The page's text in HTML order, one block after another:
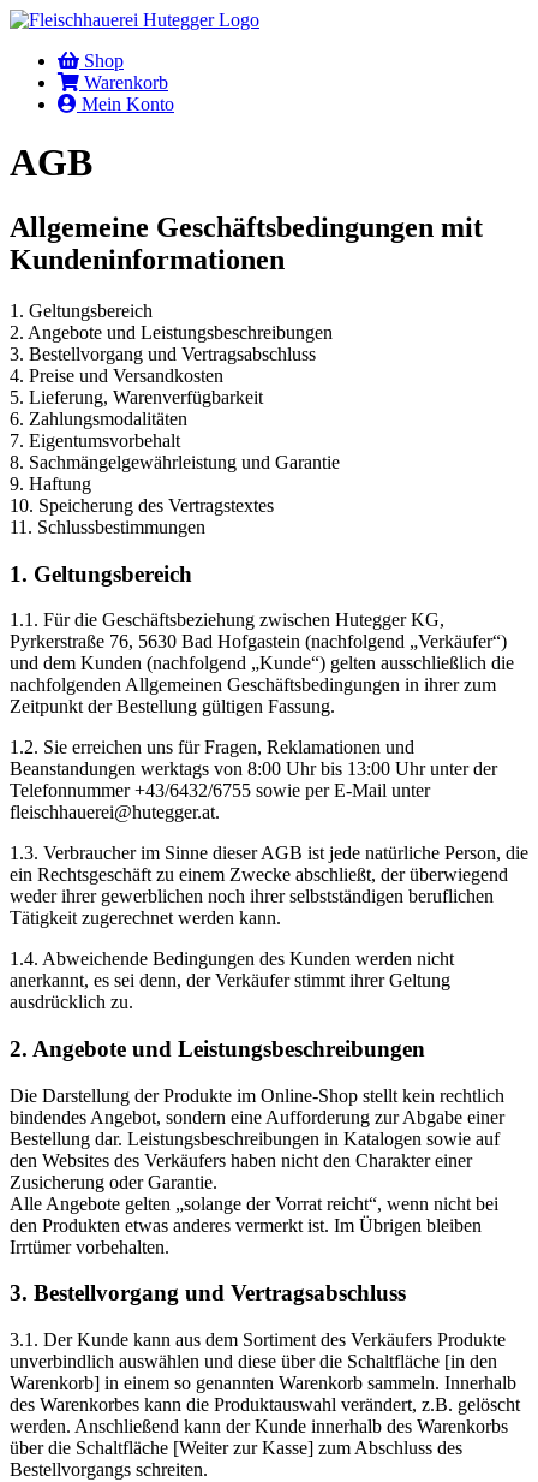
Shop
Warenkorb
Mein Konto
AGB
Allgemeine Geschäftsbedingungen mit
Kundeninformationen
1. Geltungsbereich
2. Angebote und Leistungsbeschreibungen
3. Bestellvorgang und Vertragsabschluss
4. Preise und Versandkosten
5. Lieferung, Warenverfügbarkeit
6. Zahlungsmodalitäten
7. Eigentumsvorbehalt
8. Sachmängelgewährleistung und Garantie
9. Haftung
10. Speicherung des Vertragstextes
11. Schlussbestimmungen
1. Geltungsbereich
1.1. Für die Geschäftsbeziehung zwischen Hutegger KG,
Pyrkerstraße 76, 5630 Bad Hofgastein (nachfolgend „Verkäufer“)
und dem Kunden (nachfolgend „Kunde“) gelten ausschließlich die
nachfolgenden Allgemeinen Geschäftsbedingungen in ihrer zum
Zeitpunkt der Bestellung gültigen Fassung.
1.2. Sie erreichen uns für Fragen, Reklamationen und
Beanstandungen werktags von 8:00 Uhr bis 13:00 Uhr unter der
Telefonnummer +43/6432/6755 sowie per E-Mail unter
fleischhauerei@hutegger.at.
1.3. Verbraucher im Sinne dieser AGB ist jede natürliche Person, die
ein Rechtsgeschäft zu einem Zwecke abschließt, der überwiegend
weder ihrer gewerblichen noch ihrer selbstständigen beruflichen
Tätigkeit zugerechnet werden kann.
1.4. Abweichende Bedingungen des Kunden werden nicht
anerkannt, es sei denn, der Verkäufer stimmt ihrer Geltung
ausdrücklich zu.
2. Angebote und Leistungsbeschreibungen
Die Darstellung der Produkte im Online-Shop stellt kein rechtlich
bindendes Angebot, sondern eine Aufforderung zur Abgabe einer
Bestellung dar. Leistungsbeschreibungen in Katalogen sowie auf
den Websites des Verkäufers haben nicht den Charakter einer
Zusicherung oder Garantie.
Alle Angebote gelten „solange der Vorrat reicht“, wenn nicht bei
den Produkten etwas anderes vermerkt ist. Im Übrigen bleiben
Irrtümer vorbehalten.
3. Bestellvorgang und Vertragsabschluss
3.1. Der Kunde kann aus dem Sortiment des Verkäufers Produkte
unverbindlich auswählen und diese über die Schaltfläche [in den
Warenkorb] in einem so genannten Warenkorb sammeln. Innerhalb
des Warenkorbes kann die Produktauswahl verändert, z.B. gelöscht
werden. Anschließend kann der Kunde innerhalb des Warenkorbs
über die Schaltfläche [Weiter zur Kasse] zum Abschluss des
Bestellvorgangs schreiten.